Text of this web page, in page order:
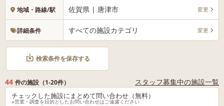
地域・路線/駅 佐賀県 | 唐津市 変更
詳細条件 すべての施設カテゴリ 変更
検索条件を保存する
44 件の施設（1-20件） スタッフ募集中の施設一覧
チェックした施設にまとめて問い合わせ（無料）
※営業・調査を目的としたお問い合わせはご遠慮ください